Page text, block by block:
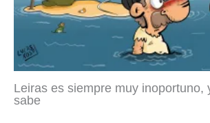
Leiras es siempre muy inoportuno,
sabe